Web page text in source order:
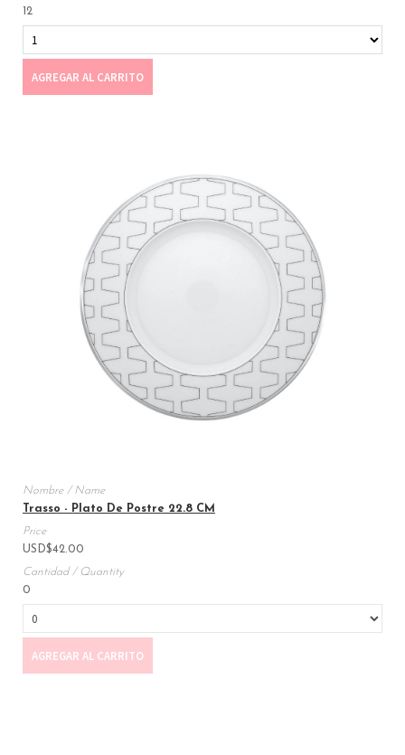
12
AGREGAR AL CARRITO
Trasso - Plato De Postre 22.8 CM
USD$42.00
0
AGREGAR AL CARRITO